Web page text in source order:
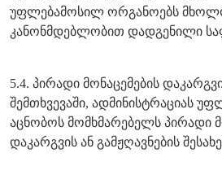
უფლებამოსილ ორგანოებს
კანონმდებლობით დადგენილი
5.4. პირადი მონაცემების
შემთხვევაში, ადმინისტრაციას
აცნობოს მომხმარებელს პირადი
დაკარგვის ან გამჟღავნების